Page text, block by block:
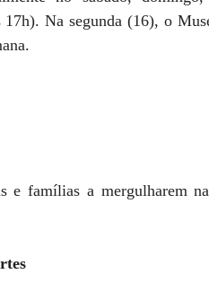
17h). Na segunda (16), o
e famílias a mergulharem